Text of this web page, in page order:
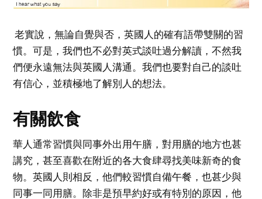
老實說，無論自覺與否，英國人的確有語帶雙關的習
慣。可是，我們也不必對英式談吐過分解讀，不然我
們便永遠無法與英國人溝通。我們也要對自己的談吐
有信心，並積極地了解別人的想法。
有關飲食
華人通常習慣與同事外出用午膳，對用膳的地方也甚
講究，甚至喜歡在附近的各大食肆尋找美味新奇的食
物。英國人則相反，他們較習慣自備午餐，也甚少與
同事一同用膳。除非是預早約好或有特別的原因，他